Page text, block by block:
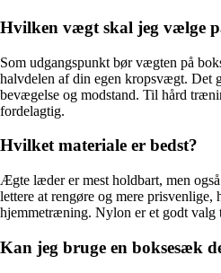
Hvilken vægt skal jeg vælge
Som udgangspunkt bør vægten på
halvdelen af din egen kropsvægt. Det
bevægelse og modstand. Til hård
fordelagtig.
Hvilket materiale er bedst?
Ægte læder er mest holdbart, men
lettere at rengøre og mere
hjemmetræning. Nylon er et godt valg
Kan jeg bruge en boksesæk